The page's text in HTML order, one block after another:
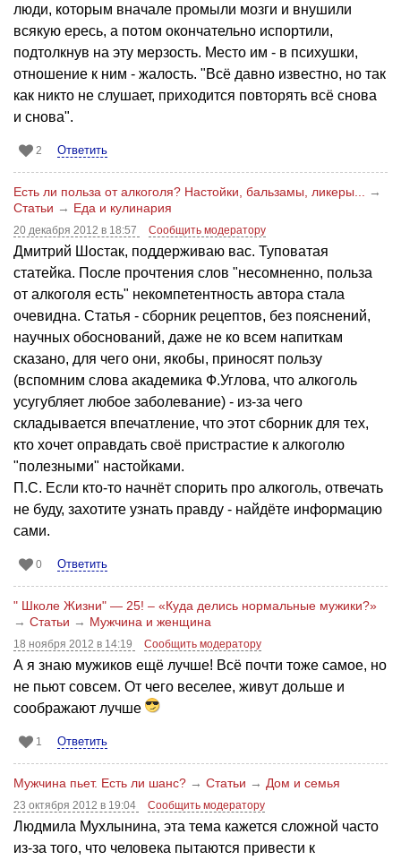
люди, которым вначале промыли мозги и внушили
всякую ересь, а потом окончательно испортили,
подтолкнув на эту мерзость. Место им - в психушки,
отношение к ним - жалость. "Всё давно известно, но так
как никто не слушает, приходится повторять всё снова
и снова".
2 Ответить
Есть ли польза от алкоголя? Настойки, бальзамы, ликеры...
→
Статьи → Еда и кулинария
20 декабря 2012 в 18:57 Сообщить модератору
Дмитрий Шостак, поддерживаю вас. Туповатая
статейка. После прочтения слов "несомненно, польза
от алкоголя есть" некомпетентность автора стала
очевидна. Статья - сборник рецептов, без пояснений,
научных обоснований, даже не ко всем напиткам
сказано, для чего они, якобы, приносят пользу
(вспомним слова академика Ф.Углова, что алкоголь
усугубляет любое заболевание) - из-за чего
складывается впечатление, что этот сборник для тех,
кто хочет оправдать своё пристрастие к алкоголю
"полезными" настойками.
П.С. Если кто-то начнёт спорить про алкоголь, отвечать
не буду, захотите узнать правду - найдёте информацию
сами.
0 Ответить
" Школе Жизни" — 25! – «Куда делись нормальные мужики?»
→ Статьи → Мужчина и женщина
18 ноября 2012 в 14:19 Сообщить модератору
А я знаю мужиков ещё лучше! Всё почти тоже самое, но
не пьют совсем. От чего веселее, живут дольше и
соображают лучше
1 Ответить
Мужчина пьет. Есть ли шанс? → Статьи → Дом и семья
23 октября 2012 в 19:04 Сообщить модератору
Людмила Мухлынина, эта тема кажется сложной часто
из-за того, что человека пытаются привести к